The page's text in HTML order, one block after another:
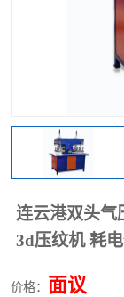
连云港双头气
3d压纹机 耗
价格： 面议